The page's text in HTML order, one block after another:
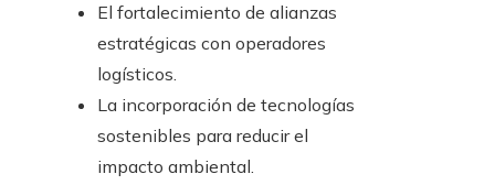
El fortalecimiento de alianzas
estratégicas con operadores
logísticos.
La incorporación de tecnologías
sostenibles para reducir el
impacto ambiental.